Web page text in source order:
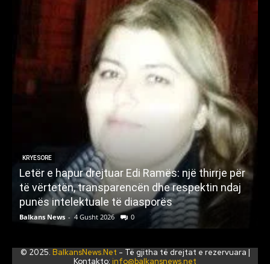
KRYESORE
Letër e hapur drejtuar Edi Ramës: një thirrje për
të vërtetën, transparencën dhe respektin ndaj
punës intelektuale të diasporës
Balkans News - 4 Gusht 2026 0
© 2025. BalkansNews.Net - Të gjitha të drejtat e rezervuara |
Kontakto: info@balkansnews.net